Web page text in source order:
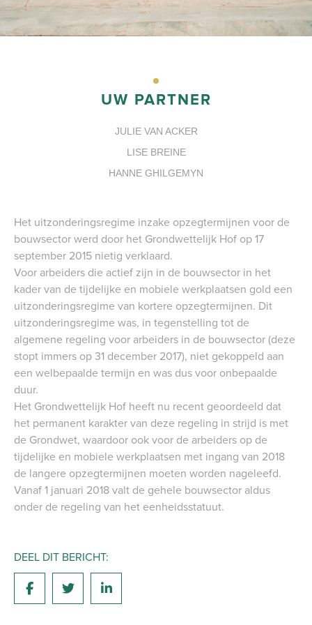
PORTAAL
UW PARTNER
JULIE VAN ACKER
LISE BREINE
HANNE GHILGEMYN
Het uitzonderingsregime inzake opzegtermijnen voor de
bouwsector werd door het Grondwettelijk Hof op 17
september 2015 nietig verklaard.
Voor arbeiders die actief zijn in de bouwsector in het
kader van de tijdelijke en mobiele werkplaatsen gold een
uitzonderingsregime van kortere opzegtermijnen. Dit
uitzonderingsregime was, in tegenstelling tot de
algemene regeling voor arbeiders in de bouwsector (deze
stopt immers op 31 december 2017), niet gekoppeld aan
een welbepaalde termijn en was dus voor onbepaalde
duur.
Het Grondwettelijk Hof heeft nu recent geoordeeld dat
het permanent karakter van deze regeling in strijd is met
de Grondwet, waardoor ook voor de arbeiders op de
tijdelijke en mobiele werkplaatsen met ingang van 2018
de langere opzegtermijnen moeten worden nageleefd.
Vanaf 1 januari 2018 valt de gehele bouwsector aldus
onder de regeling van het eenheidsstatuut.
DEEL DIT BERICHT: